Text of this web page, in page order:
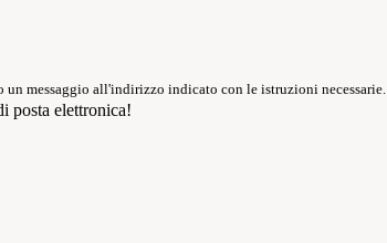
un messaggio all'indirizzo indicato con le istruzioni necessarie.
posta elettronica!